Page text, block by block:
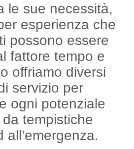
le sue necessità,
esperienza che
possono essere
fattore tempo e
offriamo diversi
servizio per
ogni potenziale
tempistiche
all’emergenza.